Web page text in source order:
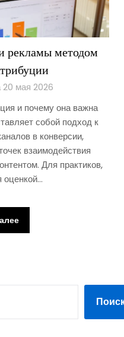
рекламы методом
20 мая 2026
и почему она важна
собой подход к
в конверсии,
взаимодействия
Для практиков,